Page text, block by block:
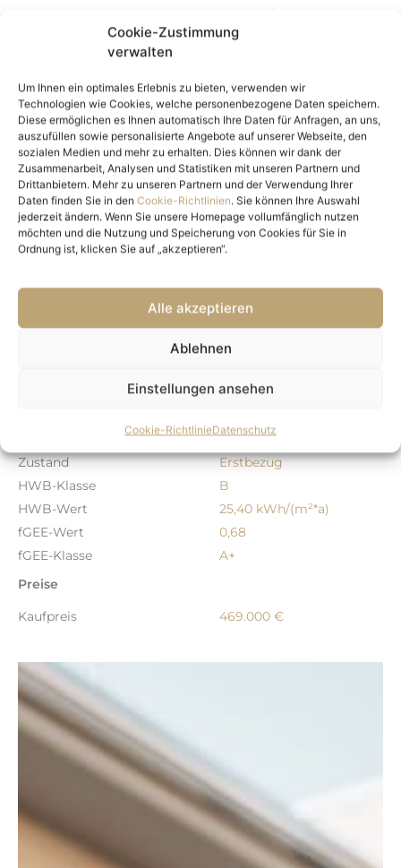
Cookie-Zustimmung
verwalten
Um Ihnen ein optimales Erlebnis zu bieten, verwenden wir
Technologien wie Cookies, welche personenbezogene Daten speichern.
Diese ermöglichen es Ihnen automatisch Ihre Daten für Anfragen, an uns,
auszufüllen sowie personalisierte Angebote auf unserer Webseite, den
sozialen Medien und mehr zu erhalten. Dies können wir dank der
Zusammenarbeit, Analysen und Statistiken mit unseren Partnern und
Drittanbietern. Mehr zu unseren Partnern und der Verwendung Ihrer
Daten finden Sie in den Cookie-Richtlinien. Sie können Ihre Auswahl
jederzeit ändern. Wenn Sie unsere Homepage vollumfänglich nutzen
möchten und die Nutzung und Speicherung von Cookies für Sie in
Ordnung ist, klicken Sie auf „akzeptieren“.
Alle akzeptieren
Ablehnen
Einstellungen ansehen
Cookie-RichtlinieDatenschutz
58,94 m²
6,33 m²
Anzahl Zimmer
2
Anzahl Schlafzimmer
1
Anzahl Badezimmer
1
Anzahl sep. WC
1
Balkon-/Terrassenfläche
6,33 m²
Loggien
1
Ausstattung
Befeuerung
Solar, Erdwärme
Zentralheizung
Fahrstuhl
Personenaufzug
ja
2027
Zustand
Erstbezug
HWB-Klasse
B
HWB-Wert
25,40 kWh/(m²*a)
fGEE-Wert
0,68
fGEE-Klasse
A+
Preise
Kaufpreis
469.000 €